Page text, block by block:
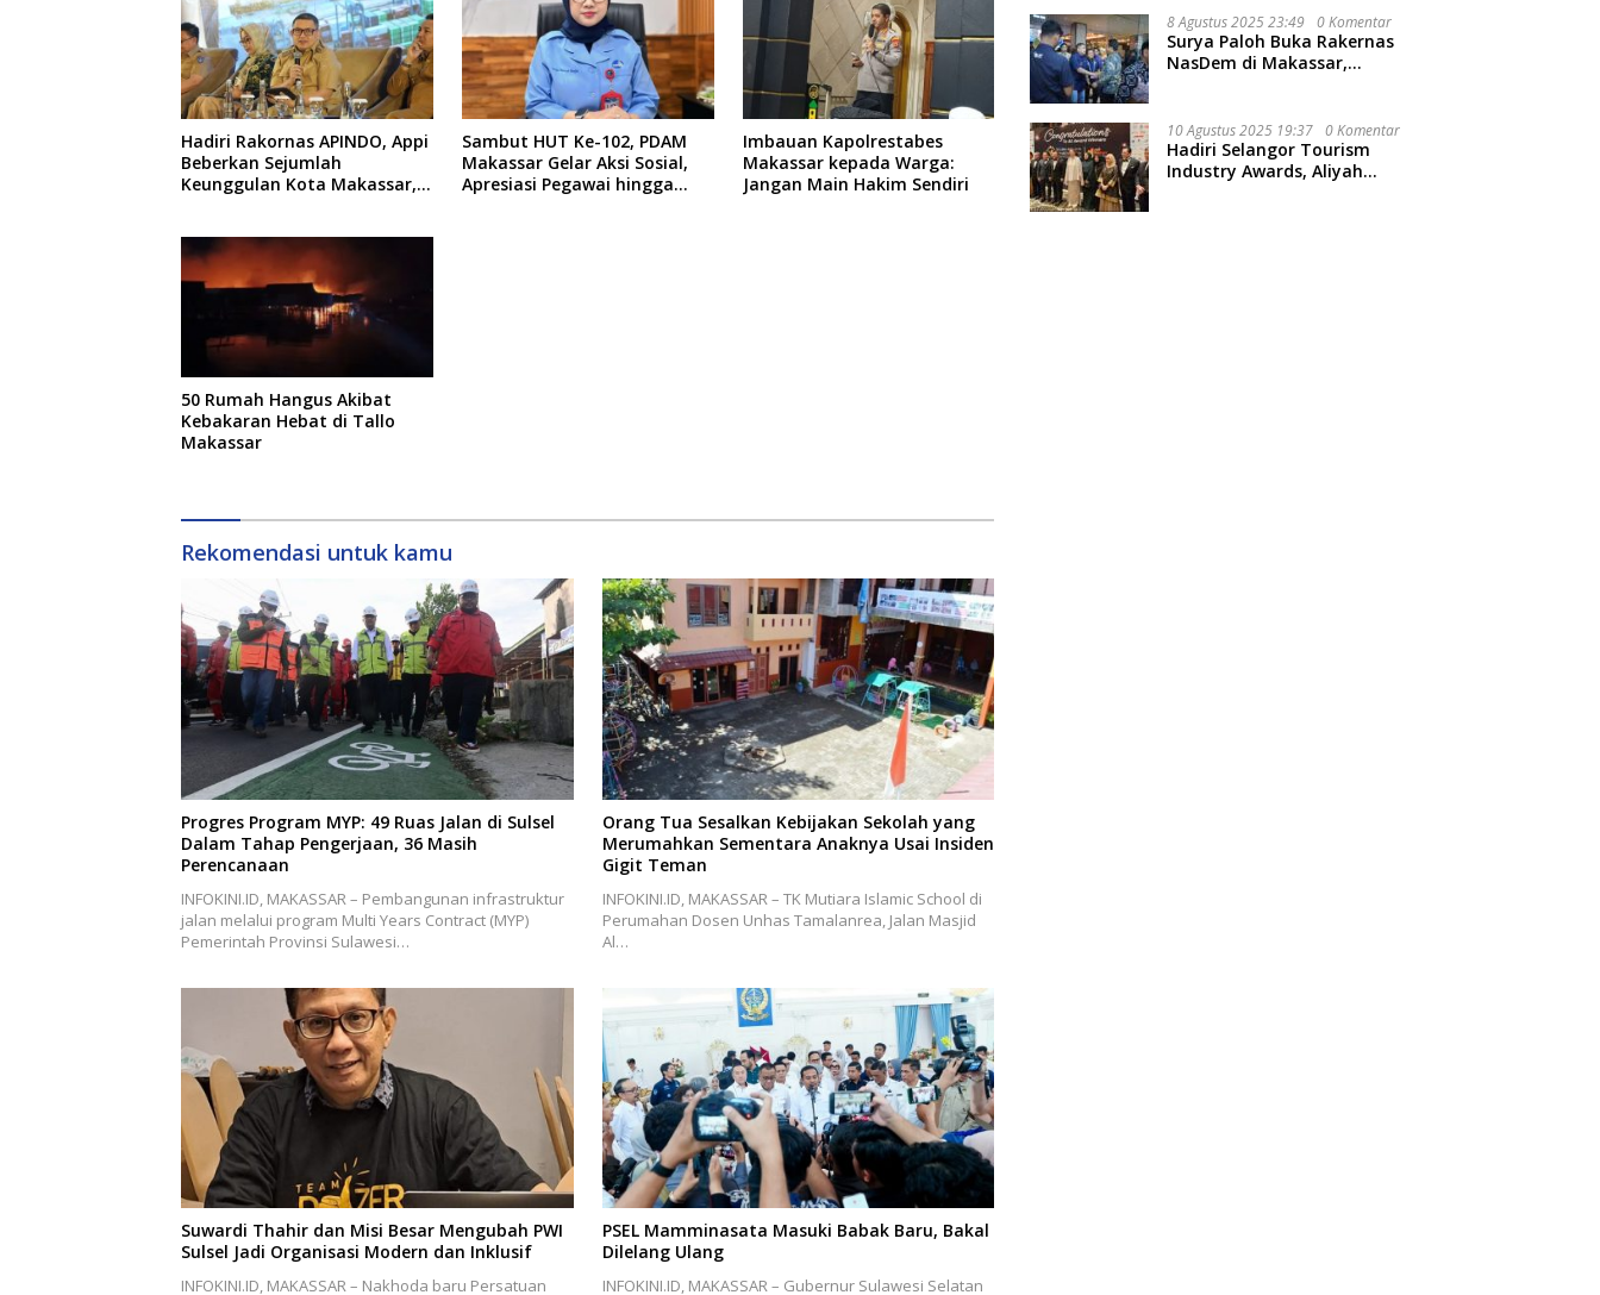
Hadiri Rakornas APINDO, Appi
Beberkan Sejumlah
Keunggulan Kota Makassar,
Sambut HUT Ke-102, PDAM
Makassar Gelar Aksi Sosial,
Apresiasi Pegawai hingga
Imbauan Kapolrestabes
Makassar kepada Warga:
Jangan Main Hakim Sendiri
50 Rumah Hangus Akibat
Kebakaran Hebat di Tallo
Makassar
Rekomendasi untuk kamu
Progres Program MYP: 49 Ruas Jalan di Sulsel
Dalam Tahap Pengerjaan, 36 Masih
Perencanaan
INFOKINI.ID, MAKASSAR – Pembangunan infrastruktur
jalan melalui program Multi Years Contract (MYP)
Pemerintah Provinsi Sulawesi…
Orang Tua Sesalkan Kebijakan Sekolah yang
Merumahkan Sementara Anaknya Usai Insiden
Gigit Teman
INFOKINI.ID, MAKASSAR – TK Mutiara Islamic School di
Perumahan Dosen Unhas Tamalanrea, Jalan Masjid
Al…
Suwardi Thahir dan Misi Besar Mengubah PWI
Sulsel Jadi Organisasi Modern dan Inklusif
INFOKINI.ID, MAKASSAR – Nakhoda baru Persatuan
PSEL Mamminasata Masuki Babak Baru, Bakal
Dilelang Ulang
INFOKINI.ID, MAKASSAR – Gubernur Sulawesi Selatan
8 Agustus 2025 23:49 0 Komentar
Surya Paloh Buka Rakernas
NasDem di Makassar,
10 Agustus 2025 19:37 0 Komentar
Hadiri Selangor Tourism
Industry Awards, Aliyah